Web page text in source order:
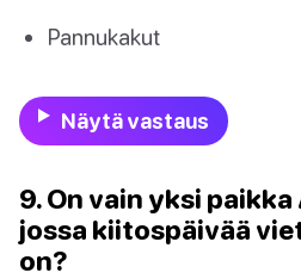
Pannukakut
Näytä vastaus
9. On vain yksi
jossa kiitospäivää
on?